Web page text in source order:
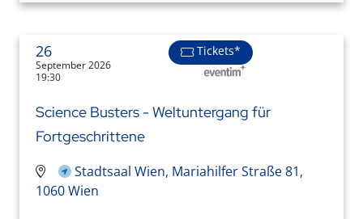
26
September 2026
19:30
Tickets*
Science Busters - Weltuntergang für
Fortgeschrittene
Stadtsaal Wien, Mariahilfer Straße 81,
1060 Wien